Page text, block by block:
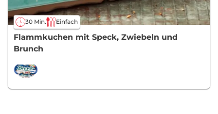
30 Min. Einfach
Flammkuchen mit Speck, Zwiebeln und
Brunch